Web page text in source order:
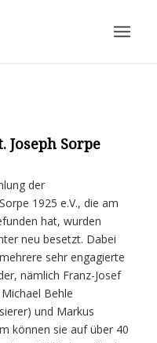
Joseph Sorpe
der
1925 e.V., die am
hat, wurden
neu besetzt. Dabei
sehr engagierte
nämlich Franz-Josef
Behle
und Markus
können sie auf über 40